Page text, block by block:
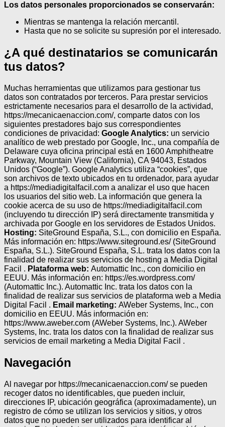
Los datos personales proporcionados se conservarán:
Mientras se mantenga la relación mercantil.
Hasta que no se solicite su supresión por el interesado.
¿A qué destinatarios se comunicarán
tus datos?
Muchas herramientas que utilizamos para gestionar tus
datos son contratados por terceros. Para prestar servicios
estrictamente necesarios para el desarrollo de la actividad,
https://mecanicaenaccion.com/, comparte datos con los
siguientes prestadores bajo sus correspondientes
condiciones de privacidad: Google Analytics: un servicio
analítico de web prestado por Google, Inc., una compañía de
Delaware cuya oficina principal está en 1600 Amphitheatre
Parkway, Mountain View (California), CA 94043, Estados
Unidos (“Google”). Google Analytics utiliza “cookies”, que
son archivos de texto ubicados en tu ordenador, para ayudar
a https://mediadigitalfacil.com a analizar el uso que hacen
los usuarios del sitio web. La información que genera la
cookie acerca de su uso de https://mediadigitalfacil.com
(incluyendo tu dirección IP) será directamente transmitida y
archivada por Google en los servidores de Estados Unidos.
Hosting: SiteGround España, S.L., con domicilio en España.
Más información en: https://www.siteground.es/ (SiteGround
España, S.L.). SiteGround España, S.L. trata los datos con la
finalidad de realizar sus servicios de hosting a Media Digital
Facil . Plataforma web: Automattic Inc., con domicilio en
EEUU. Más información en: https://es.wordpress.com/
(Automattic Inc.). Automattic Inc. trata los datos con la
finalidad de realizar sus servicios de plataforma web a Media
Digital Facil . Email marketing: AWeber Systems, Inc., con
domicilio en EEUU. Más información en:
https://www.aweber.com (AWeber Systems, Inc.). AWeber
Systems, Inc. trata los datos con la finalidad de realizar sus
servicios de email marketing a Media Digital Facil .
Navegación
Al navegar por https://mecanicaenaccion.com/ se pueden
recoger datos no identificables, que pueden incluir,
direcciones IP, ubicación geográfica (aproximadamente), un
registro de cómo se utilizan los servicios y sitios, y otros
datos que no pueden ser utilizados para identificar al